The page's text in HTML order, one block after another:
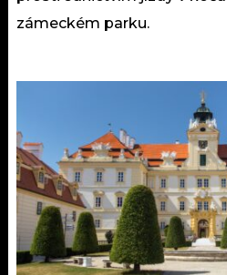
zámeckém parku.